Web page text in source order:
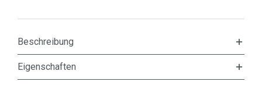
Beschreibung
Eigenschaften